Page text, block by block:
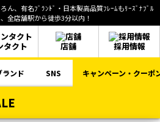
ん、有名ﾌﾞﾗﾝﾄﾞ・日本製高品質ﾌﾚｰﾑもﾘｰｽﾞﾅﾌﾞﾙ
全店舗駅から徒歩3分以内！
タクト 店舗 採用情報
ランド SNS キャンペーン・クーポ